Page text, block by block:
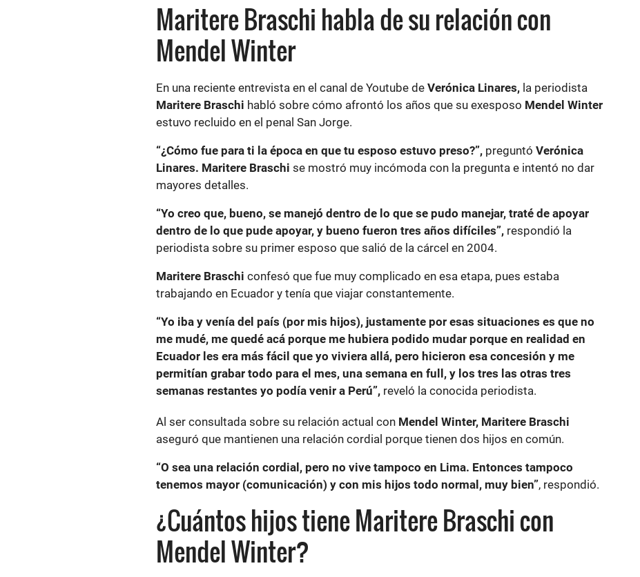
Maritere Braschi habla de su relación con
Mendel Winter
En una reciente entrevista en el canal de Youtube de Verónica Linares, la periodista
Maritere Braschi habló sobre cómo afrontó los años que su exesposo Mendel Winter
estuvo recluido en el penal San Jorge.
“¿Cómo fue para ti la época en que tu esposo estuvo preso?”, preguntó Verónica
Linares. Maritere Braschi se mostró muy incómoda con la pregunta e intentó no dar
mayores detalles.
“Yo creo que, bueno, se manejó dentro de lo que se pudo manejar, traté de apoyar
dentro de lo que pude apoyar, y bueno fueron tres años difíciles”, respondió la
periodista sobre su primer esposo que salió de la cárcel en 2004.
Maritere Braschi confesó que fue muy complicado en esa etapa, pues estaba
trabajando en Ecuador y tenía que viajar constantemente.
“Yo iba y venía del país (por mis hijos), justamente por esas situaciones es que no
me mudé, me quedé acá porque me hubiera podido mudar porque en realidad en
Ecuador les era más fácil que yo viviera allá, pero hicieron esa concesión y me
permitían grabar todo para el mes, una semana en full, y los tres las otras tres
semanas restantes yo podía venir a Perú”, reveló la conocida periodista.
Al ser consultada sobre su relación actual con Mendel Winter, Maritere Braschi
aseguró que mantienen una relación cordial porque tienen dos hijos en común.
“O sea una relación cordial, pero no vive tampoco en Lima. Entonces tampoco
tenemos mayor (comunicación) y con mis hijos todo normal, muy bien”, respondió.
¿Cuántos hijos tiene Maritere Braschi con
Mendel Winter?